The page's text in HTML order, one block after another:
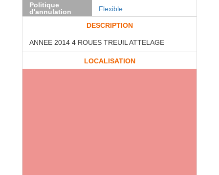
Politique
d'annulation
Flexible
DESCRIPTION
ANNEE 2014 4 ROUES TREUIL ATTELAGE
LOCALISATION